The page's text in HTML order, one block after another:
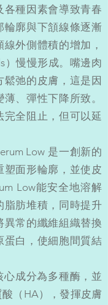
各種因素會導致青春
輪廓與下頷線條逐漸
外側體積的增加，
）慢慢形成。嘴邊肉
弛的皮膚，這是因
、彈性下降所致。
全阻止，但可以延
Low 是一創新的
塑面形輪廓，並使皮
Low能安全地溶解
脂肪堆積，同時提升
異常的纖維組織替換
蛋白，使細胞間質結
心成分為多種酶，並
（HA），發揮皮膚